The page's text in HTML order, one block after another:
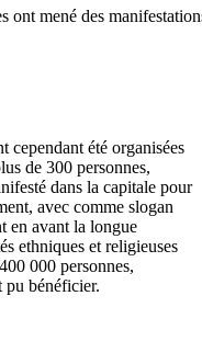
ont mené des
cependant été organisées
de 300 personnes,
dans la capitale pour
avec comme slogan
en avant la longue
ethniques et religieuses
000 personnes,
pu bénéficier.